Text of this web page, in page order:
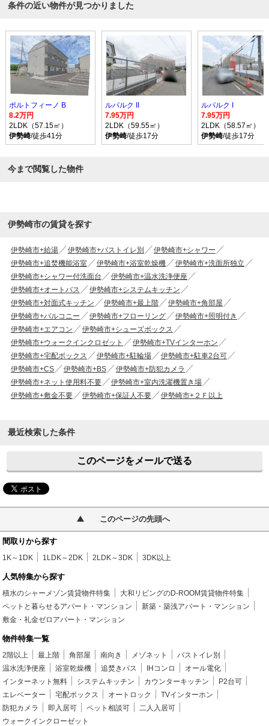
条件の近い物件が見つかりました
ポルトフィーノ B
8.2万円
2LDK（57.15㎡）
伊勢崎/徒歩41分
ルパルク II
7.95万円
2LDK（59.55㎡）
伊勢崎/徒歩17分
ルパルク I
7.95万円
2LDK（58.57㎡）
伊勢崎/徒歩17分
今まで閲覧した物件
伊勢崎市の賃貸を探す
伊勢崎市+給湯 伊勢崎市+バストイレ別
伊勢崎市+シャワー
伊勢崎市+追焚機能浴室
伊勢崎市+浴室乾燥機
伊勢崎市+洗面所独立
伊勢崎市+シャワー付洗面台
伊勢崎市+温水洗浄便座
伊勢崎市+オートバス
伊勢崎市+システムキッチン
伊勢崎市+対面式キッチン
伊勢崎市+最上階
伊勢崎市+角部屋
伊勢崎市+バルコニー
伊勢崎市+フローリング
伊勢崎市+照明付き
伊勢崎市+エアコン
伊勢崎市+シューズボックス
伊勢崎市+ウォークインクロゼット
伊勢崎市+TVインターホン
伊勢崎市+宅配ボックス
伊勢崎市+駐輪場
伊勢崎市+駐車2台可
伊勢崎市+CS
伊勢崎市+BS
伊勢崎市+防犯カメラ
伊勢崎市+ネット使用料不要
伊勢崎市+室内洗濯機置き場
伊勢崎市+敷金不要
伊勢崎市+保証人不要 伊勢崎市+２Ｆ以上
最近検索した条件
このページをメールで送る
このページの先頭へ
間取りから探す
1K～1DK 1LDK～2DK 2LDK～3DK 3DK以上
人気特集から探す
積水のシャーメゾン賃貸物件特集
大和リビングのD-ROOM賃貸物件特集
ペットと暮らせるアパート・マンション
新築・築浅アパート・マンション
敷金・礼金ゼロアパート・マンション
物件特集一覧
2階以上 最上階 角部屋 南向き メゾネット
バストイレ別
温水洗浄便座
浴室乾燥機 追焚きバス IHコンロ
オール電化
インターネット無料
システムキッチン カウンターキッチン
P2台可
エレベーター
宅配ボックス オートロック
TVインターホン
防犯カメラ
即入居可 ペット相談可
二人入居可
ウォークインクローゼット